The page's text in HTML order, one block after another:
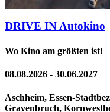
DRIVE IN Autokino
Wo Kino am größten ist!
08.08.2026 - 30.06.2027
Aschheim, Essen-
Gravenbruch,